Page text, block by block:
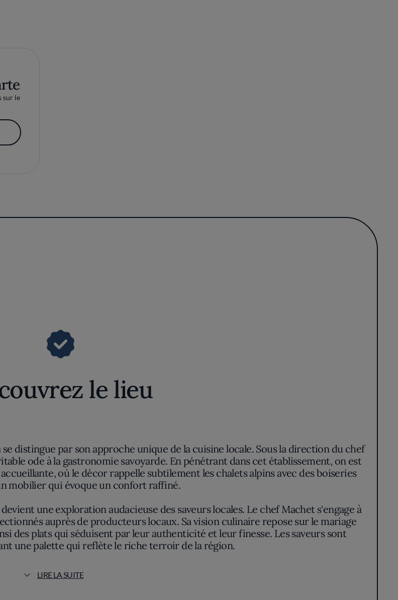
sur le
le lieu
distingue par son approche unique de la cuisine locale. Sous la direction du chef
ode à la gastronomie savoyarde. En pénétrant dans cet établissement, on est
où le décor rappelle subtilement les chalets alpins avec des boiseries
mobilier qui évoque un confort raffiné.
une exploration audacieuse des saveurs locales. Le chef Machet s'engage à
auprès de producteurs locaux. Sa vision culinaire repose sur le mariage
des plats qui séduisent par leur authenticité et leur finesse. Les saveurs sont
une palette qui reflète le riche terroir de la région.
L'œil est captivé par la présentation, presque artistique, des plats, tandis que
Les compositions colorées sur l'assiette sont autant de promesses d'un
LIRE LA SUITE